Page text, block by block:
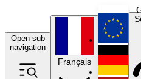
Open sub
navigation
Français